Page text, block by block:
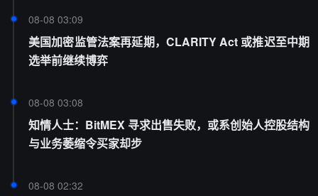
08-08 03:09
美国加密监管法案再延期，CLARITY Act 或推迟至中期
选举前继续博弈
08-08 03:08
知情人士：BitMEX 寻求出售失败，或系创始人控股结构
与业务萎缩令买家却步
08-08 02:32